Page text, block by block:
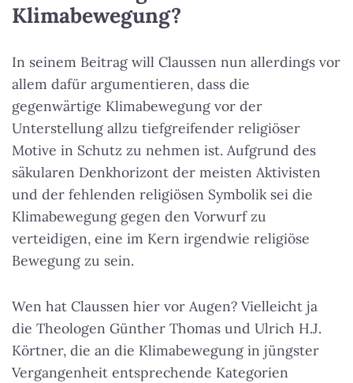
Klimabewegung?
In seinem Beitrag will Claussen nun allerdings vor
allem dafür argumentieren, dass die
gegenwärtige Klimabewegung vor der
Unterstellung allzu tiefgreifender religiöser
Motive in Schutz zu nehmen ist. Aufgrund des
säkularen Denkhorizont der meisten Aktivisten
und der fehlenden religiösen Symbolik sei die
Klimabewegung gegen den Vorwurf zu
verteidigen, eine im Kern irgendwie religiöse
Bewegung zu sein.
Wen hat Claussen hier vor Augen? Vielleicht ja
die Theologen Günther Thomas und Ulrich H.J.
Körtner, die an die Klimabewegung in jüngster
Vergangenheit entsprechende Kategorien